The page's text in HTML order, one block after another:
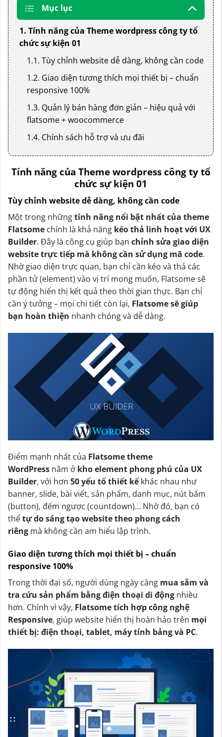
Mục lục
1. Tính năng của Theme wordpress công ty tổ
chức sự kiện 01
1.1. Tùy chỉnh website dễ dàng, không cần code
1.2. Giao diện tương thích mọi thiết bị – chuẩn
responsive 100%
1.3. Quản lý bán hàng đơn giản – hiệu quả với
flatsome + woocommerce
1.4. Chính sách hỗ trợ và ưu đãi
Tính năng của Theme wordpress công ty tổ
chức sự kiện 01
Tùy chỉnh website dễ dàng, không cần code
Một trong nhữngtính năng nổi bật nhất của theme
Flatsome chính là khả năng kéo thả linh hoạt với UX
Builder. Đây là công cụ giúp bạn chỉnh sửa giao diện
website trực tiếp mà không cần sử dụng mã code.
Nhờ giao diện trực quan, bạn chỉ cần kéo và thả các
phần tử (element) vào vị trí mong muốn, Flatsome sẽ
tự động hiển thị kết quả theo thời gian thực. Bạn chỉ
cần ý tưởng – mọi chi tiết còn lại, Flatsome sẽ giúp
bạn hoàn thiện nhanh chóng và dễ dàng.
Điểm mạnh nhất của Flatsome theme
WordPress nằm ở kho element phong phú của UX
Builder, với hơn 50 yếu tố thiết kếkhác nhau như
banner, slide, bài viết, sản phẩm, danh mục, nút bấm
(button), đếm ngược (countdown)… Nhờ đó, bạn có
thểtự do sáng tạo website theo phong cách
riêng mà không cần am hiểu lập trình.
Giao diện tương thích mọi thiết bị – chuẩn
responsive 100%
Trong thời đại số, người dùng ngày càng mua sắm và
tra cứu sản phẩm bằng điện thoại di động nhiều
hơn. Chính vì vậy, Flatsome tích hợp công nghệ
Responsive, giúp website hiển thị hoàn hảo trên mọi
thiết bị: điện thoại, tablet, máy tính bảng và PC.